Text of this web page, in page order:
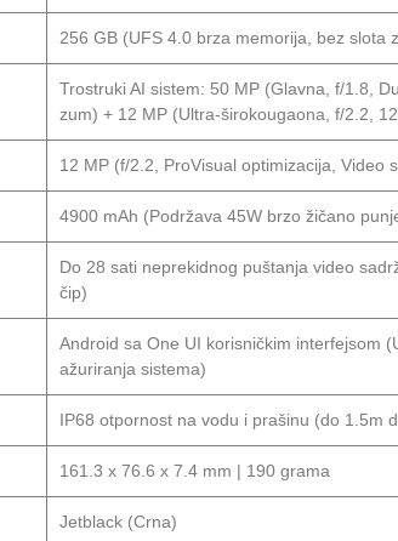
256 GB (UFS 4.0 brza memorija, bez slota
Trostruki AI sistem: 50 MP (Glavna, f/1.8,
zum) + 12 MP (Ultra-širokougaona, f/2.2,
12 MP (f/2.2, ProVisual optimizacija, Video
4900 mAh (Podržava 45W brzo žičano
Do 28 sati neprekidnog puštanja video
čip)
Android sa One UI korisničkim interfejsom
ažuriranja sistema)
IP68 otpornost na vodu i prašinu (do 1.5m
161.3 x 76.6 x 7.4 mm | 190 grama
Jetblack (Crna)